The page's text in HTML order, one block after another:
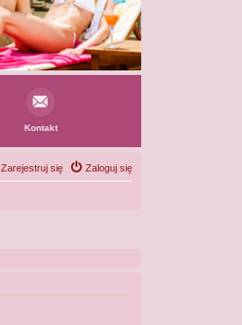
Kontakt
Zaloguj się
Zarejestruj się